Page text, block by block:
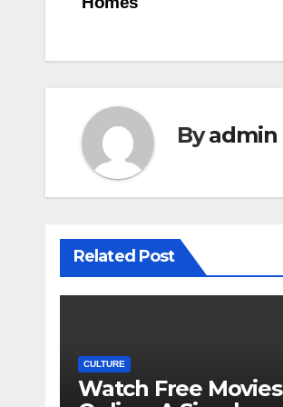
Byadmin
Related Post
CULTURE
Watch Free Movies